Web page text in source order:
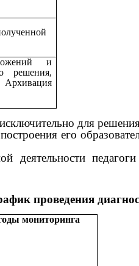
и
решения,
Архивация
для
его
проведения
мониторинга